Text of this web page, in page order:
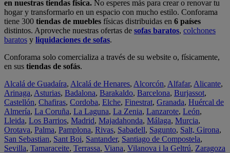
en nuestras tiendas física. No esperes más para crear o renovar tu
hogar y transformarlo en un espacio con mucho estilo. Conforama
tiene 300 tiendas de muebles físicas distribuidas en 6 países
distintos. Aproveche nuestras ofertas de sofas baratos, colchones
baratos y liquidaciones de sofas.
Conforama solo comercializa a través de su website o, físicamente,
en sus tiendas de sofás.
Alcalá de Guadaíra, Alcalá de Henares, Alcorcón, Alfafar, Alicante,
Arinaga, Asturias, Badalona, Barakaldo, Barcelona, Burjassot,
Castellón, Chafiras, Cordoba, Elche, Finestrat, Granada, Huércal de
Almería, La Coruña, La Laguna, La Zenia, Lanzarote, León,
Lleida, Los Barrios, Madrid, Majadahonda, Málaga, Murcia,
Orotava, Palma, Pamplona, Rivas, Sabadell, Sagunto, Salt, Girona,
San Sebastian, Sant Boi, Santander, Santiago de Compostela,
Sevilla, Tamaraceite, Terrassa, Viana, Vilanova i la Geltrú, Zaragoza